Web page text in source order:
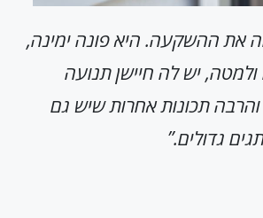
את ההשקעה. היא פונה ימינה,
יש לה חיישן תנועה
תכונות אחרות שיש גם
גדולים.”